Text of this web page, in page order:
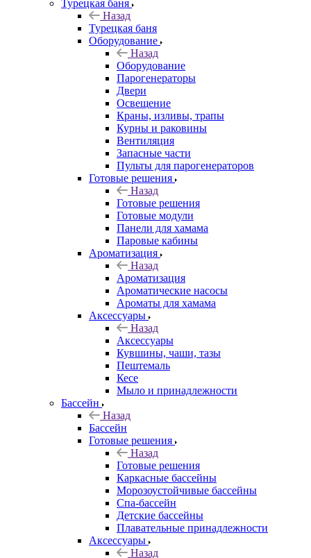
Турецкая баня
Назад
Турецкая баня
Оборудование
Назад
Оборудование
Парогенераторы
Двери
Освещение
Краны, изливы, трапы
Курны и раковины
Вентиляция
Запасные части
Пульты для парогенераторов
Готовые решения
Назад
Готовые решения
Готовые модули
Панели для хамама
Паровые кабины
Ароматизация
Назад
Ароматизация
Ароматические насосы
Ароматы для хамама
Аксессуары
Назад
Аксессуары
Кувшины, чаши, тазы
Пештемаль
Кесе
Мыло и принадлежности
Бассейн
Назад
Бассейн
Готовые решения
Назад
Готовые решения
Каркасные бассейны
Морозоустойчивые бассейны
Спа-бассейн
Детские бассейны
Плавательные принадлежности
Аксессуары
Назад